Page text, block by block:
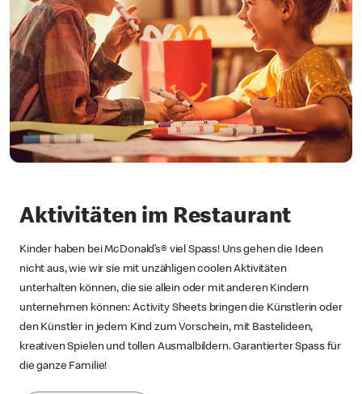
Aktivitäten im Restaurant
Kinder haben bei McDonald’s® viel Spass! Uns gehen die Ideen
nicht aus, wie wir sie mit unzähligen coolen Aktivitäten
unterhalten können, die sie allein oder mit anderen Kindern
unternehmen können: Activity Sheets bringen die Künstlerin oder
den Künstler in jedem Kind zum Vorschein, mit Bastelideen,
kreativen Spielen und tollen Ausmalbildern. Garantierter Spass für
die ganze Familie!